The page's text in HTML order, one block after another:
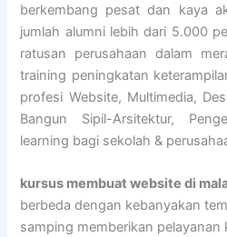
berkembang pesat dan kaya
jumlah alumni lebih dari 5.000
ratusan perusahaan dalam
training peningkatan
profesi Website, Multimedia,
Bangun Sipil-Arsitektur,
learning bagi sekolah &
kursus membuat website di
berbeda dengan kebanyakan
samping memberikan pelayanan